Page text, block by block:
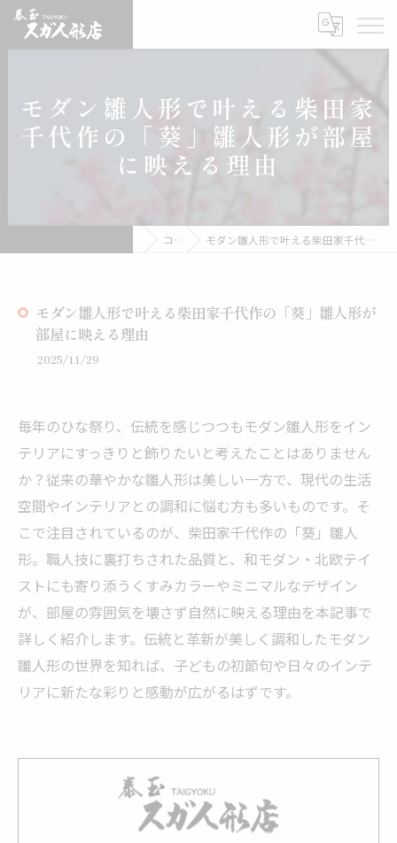
モダン雛人形で叶える柴田家
千代作の「葵」雛人形が部屋
に映える理由
コラム モダン雛人形で叶える柴田家千代作の「葵」雛人形が部屋に映える理由
モダン雛人形で叶える柴田家千代作の「葵」雛人形が
部屋に映える理由
2025/11/29
毎年のひな祭り、伝統を感じつつもモダン雛人形をイン
テリアにすっきりと飾りたいと考えたことはありません
か？従来の華やかな雛人形は美しい一方で、現代の生活
空間やインテリアとの調和に悩む方も多いものです。そ
こで注目されているのが、柴田家千代作の「葵」雛人
形。職人技に裏打ちされた品質と、和モダン・北欧テイ
ストにも寄り添うくすみカラーやミニマルなデザイン
が、部屋の雰囲気を壊さず自然に映える理由を本記事で
詳しく紹介します。伝統と革新が美しく調和したモダン
雛人形の世界を知れば、子どもの初節句や日々のインテ
リアに新たな彩りと感動が広がるはずです。